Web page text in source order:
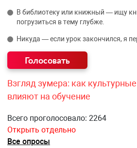
В библиотеку или книжный — ищу
погрузиться в тему глубже.
Никуда — если урок закончился, я
Взгляд зумера: как
влияют на обучение
Всего проголосовало: 2264
Открыть отдельно
Все опросы